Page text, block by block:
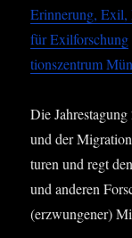
Erin­ne­rung,
für Exil­for­schung
ti­ons­zen­trum
Die
und der
tu­ren und regt
und ande­ren
(erzwun­ge­ner)